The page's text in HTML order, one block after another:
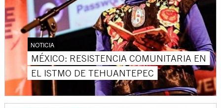
NOTICIA
MÉXICO: RESISTENCIA COMUNITARIA EN
EL ISTMO DE TEHUANTEPEC